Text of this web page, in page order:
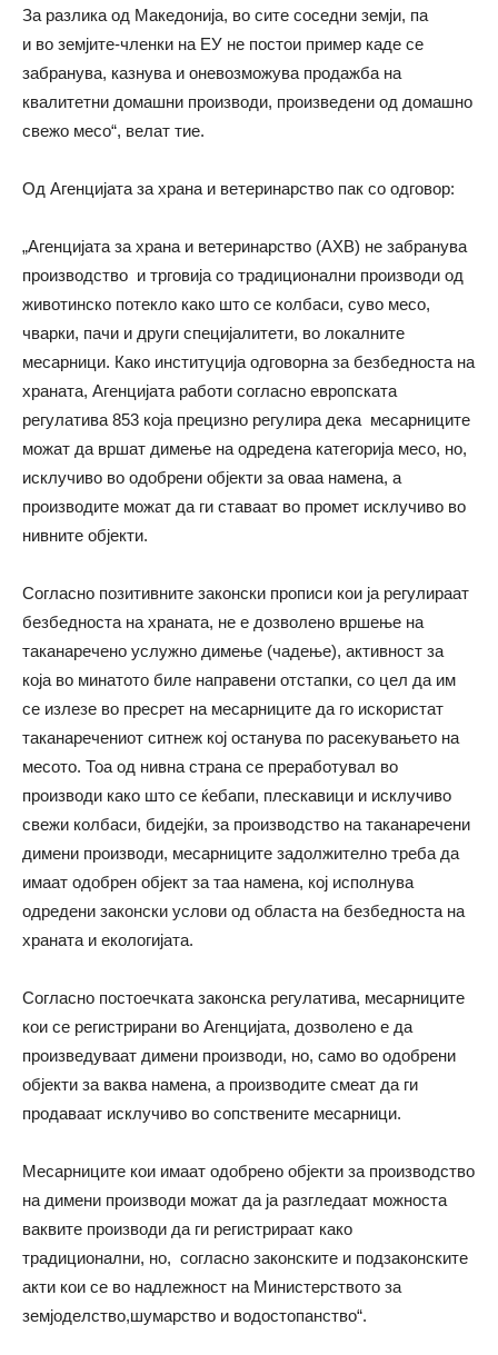
За разлика од Македонија, во сите соседни земји, па
и во земјите-членки на ЕУ не постои пример каде се
забранува, казнува и оневозможува продажба на
квалитетни домашни производи, произведени од домашно
свежо месо“, велат тие.
Од Агенцијата за храна и ветеринарство пак со одговор:
„Агенцијата за храна и ветеринарство (АХВ) не забранува
производство и трговија со традиционални производи од
животинско потекло како што се колбаси, суво месо,
чварки, пачи и други специјалитети, во локалните
месарници. Како институција одговорна за безбедноста на
храната, Агенцијата работи согласно европската
регулатива 853 која прецизно регулира дека месарниците
можат да вршат димење на одредена категорија месо, но,
исклучиво во одобрени објекти за оваа намена, а
производите можат да ги ставаат во промет исклучиво во
нивните објекти.
Согласно позитивните законски прописи кои ја регулираат
безбедноста на храната, не е дозволено вршење на
таканаречено услужно димење (чадење), активност за
која во минатото биле направени отстапки, со цел да им
се излезе во пресрет на месарниците да го искористат
таканаречениот ситнеж кој останува по расекувањето на
месото. Тоа од нивна страна се преработувал во
производи како што се ќебапи, плескавици и исклучиво
свежи колбаси, бидејќи, за производство на таканаречени
димени производи, месарниците задолжително треба да
имаат одобрен објект за таа намена, кој исполнува
одредени законски услови од областа на безбедноста на
храната и екологијата.
Согласно постоечката законска регулатива, месарниците
кои се регистрирани во Агенцијата, дозволено е да
произведуваат димени производи, но, само во одобрени
објекти за ваква намена, а производите смеат да ги
продаваат исклучиво во сопствените месарници.
Месарниците кои имаат одобрено објекти за производство
на димени производи можат да ја разгледаат можноста
ваквите производи да ги регистрираат како
традиционални, но, согласно законските и подзаконските
акти кои се во надлежност на Министерството за
земјоделство,шумарство и водостопанство“.